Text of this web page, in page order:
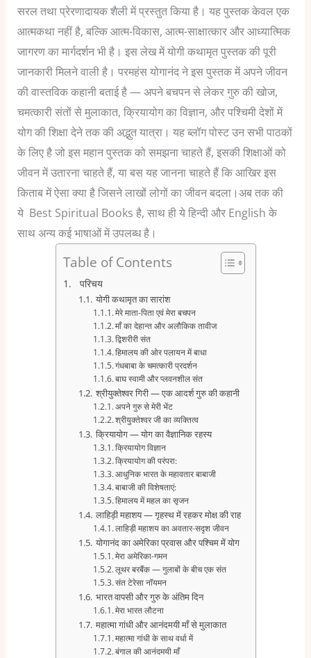
सरल तथा प्रेरणादायक शैली में प्रस्तुत किया है। यह पुस्तक केवल एक
आत्मकथा नहीं है, बल्कि आत्म-विकास, आत्म-साक्षात्कार और आध्यात्मिक
जागरण का मार्गदर्शन भी है। इस लेख में योगी कथामृत पुस्तक की पूरी
जानकारी मिलने वाली है। परमहंस योगानंद ने इस पुस्तक में अपने जीवन
की वास्तविक कहानी बताई है — अपने बचपन से लेकर गुरु की खोज,
चमत्कारी संतों से मुलाकात, क्रियायोग का विज्ञान, और पश्चिमी देशों में
योग की शिक्षा देने तक की अद्भुत यात्रा। यह ब्लॉग पोस्ट उन सभी पाठकों
के लिए है जो इस महान पुस्तक को समझना चाहते हैं, इसकी शिक्षाओं को
जीवन में उतारना चाहते हैं, या बस यह जानना चाहते हैं कि आखिर इस
किताब में ऐसा क्या है जिसने लाखों लोगों का जीवन बदला।अब तक की
ये Best Spiritual Books है, साथ ही ये हिन्दी और English के
साथ अन्य कई भाषाओं में उपलब्ध है।
Table of Contents
परिचय
योगी कथामृत का सारांश
मेरे माता-पिता एवं मेरा बचपन
माँ का देहान्त और अलौकिक तावीज
द्विशरीरी संत
हिमालय की ओर पलायन में बाधा
गंधबाबा के चमत्कारी प्रदर्शन
बाघ स्वामी और प्लवनशील संत
श्रीयुक्तेश्वर गिरी — एक आदर्श गुरु की कहानी
अपने गुरु से मेरी भेंट
श्रीयुक्तेश्वर जी का व्यक्तित्व
क्रियायोग — योग का वैज्ञानिक रहस्य
क्रियायोग विज्ञान
क्रियायोग की परंपरा:
आधुनिक भारत के महावतार बाबाजी
बाबाजी की विशेषताएं:
हिमालय में महल का सृजन
लाहिड़ी महाशय — गृहस्थ में रहकर मोक्ष की राह
लाहिड़ी महाशय का अवतार-सदृश जीवन
योगानंद का अमेरिका प्रवास और पश्चिम में योग
मेरा अमेरिका-गमन
लूथर बरबैंक — गुलाबों के बीच एक संत
संत टेरेसा नॉयमन
भारत वापसी और गुरु के अंतिम दिन
मेरा भारत लौटना
महात्मा गांधी और आनंदमयी माँ से मुलाकात
महात्मा गांधी के साथ वर्धा में
बंगाल की आनंदमयी माँ